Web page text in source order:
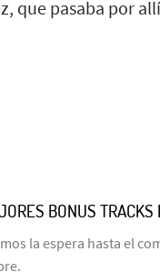
que pasaba por
BONUS
la espera hasta el